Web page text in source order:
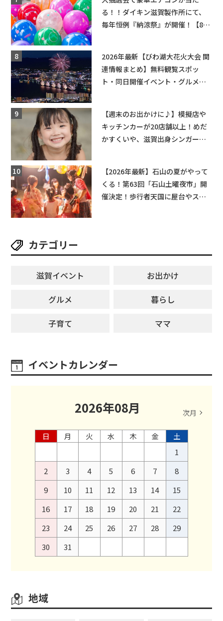
る！！ダイキン滋賀製作所にて、
毎年恒例『納涼祭』が開催！【8月
2026年最新【びわ湖大花火大会 関
連情報まとめ】無料観覧スポッ
ト・同日開催イベント・グルメマ
【週末のお出かけに♪】模擬店や
キッチンカーが20店舗以上！めだ
かすくいや、滋賀出身シンガーソ
【2026年最新】石山の夏がやって
くる！第63回「石山土曜夜市」開
催決定！歩行者天国に屋台やステ
カテゴリー
滋賀イベント
お出かけ
グルメ
暮らし
子育て
ママ
イベントカレンダー
2026年08月 次月
日 月 火 水 木 金
土
1
2
3 4 5 6 7
8
9
10 11 12 13 14
15
16
17 18 19 20 21
22
23
24 25 26 27 28
29
30
31
地域